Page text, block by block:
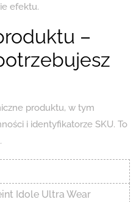
efektu.
–
produktu, w tym
i identyfikatorze SKU. To
Idole Ultra Wear